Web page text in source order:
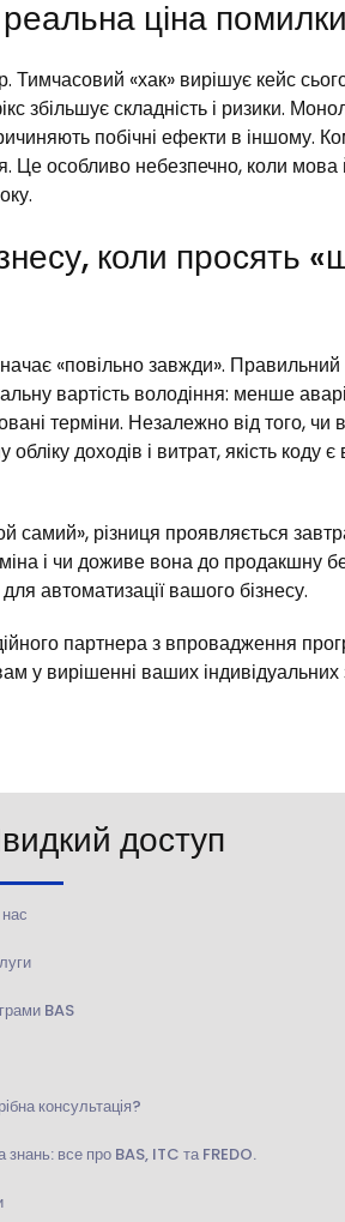
ціна помилки
Тимчасовий «хак» вирішує кейс
збільшує складність і ризики.
побічні ефекти в іншому.
Це особливо небезпечно, коли мова
коли просять
«повільно завжди».
вартість володіння: менше
терміни. Незалежно від того, чи
обліку доходів і витрат, якість
самий», різниця проявляється
і чи доживе вона до продакшну
автоматизації вашого бізнесу.
партнера з впровадження
у вирішенні ваших індивідуальних
доступ
BAS
консультація?
знань: все про BAS, ITC та FREDO.